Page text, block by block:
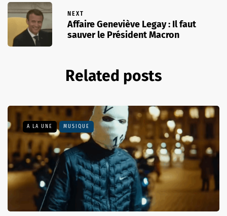
NEXT
Affaire Geneviève Legay : Il faut
sauver le Président Macron
Related posts
A LA UNE MUSIQUE